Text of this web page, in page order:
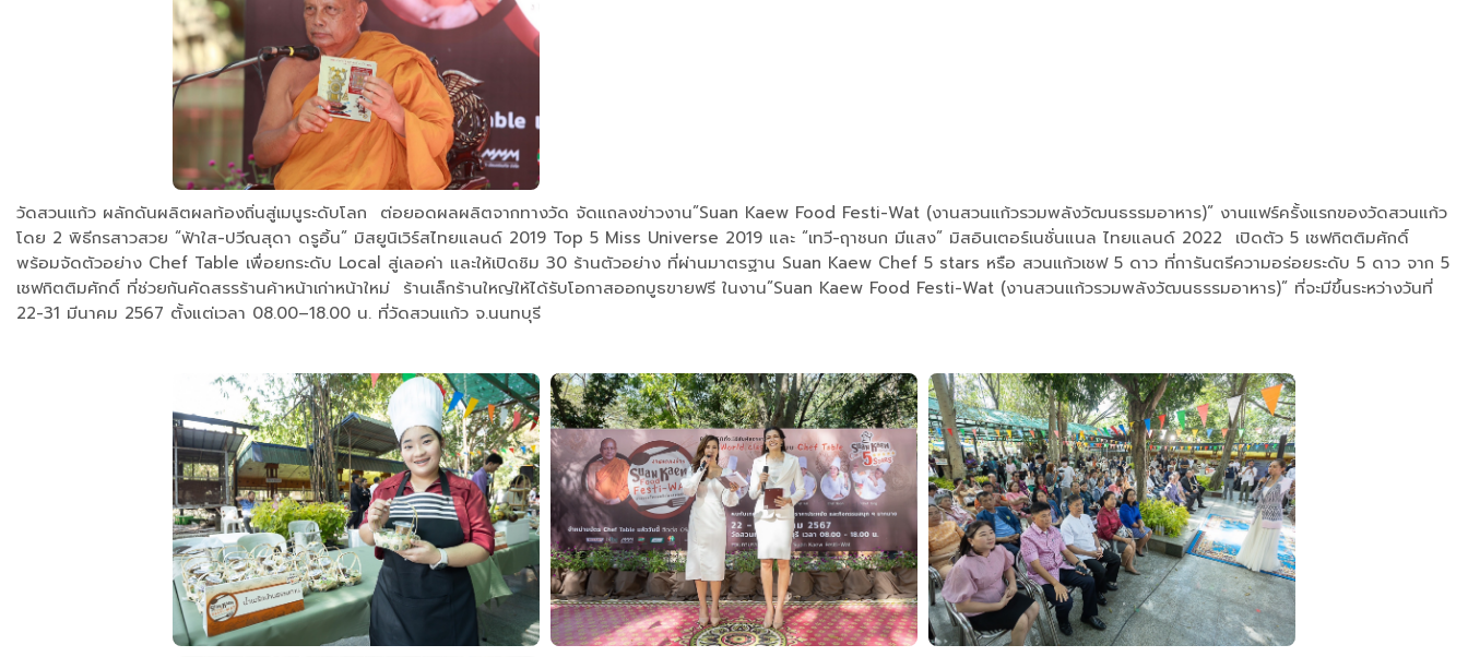
วัดสวนแก้ว ผลักดันผลิตผลท้องถิ่นสู่เมนูระดับโลก ต่อยอดผลผลิตจากทางวัด จัดแถลงข่าวงาน”Suan Kaew Food Festi-Wat (งานสวนแก้วรวมพลังวัฒนธรรมอาหาร)” งานแฟร์ครั้งแรกของวัดสวนแก้ว
โดย 2 พิธีกรสาวสวย “ฟ้าใส-ปวีณสุดา ดรูอิ้น” มิสยูนิเวิร์สไทยแลนด์ 2019 Top 5 Miss Universe 2019 และ “เทวี-ฤาชนก มีแสง” มิสอินเตอร์เนชั่นแนล ไทยแลนด์ 2022 เปิดตัว 5 เชฟกิตติมศักดิ์
พร้อมจัดตัวอย่าง Chef Table เพื่อยกระดับ Local สู่เลอค่า และให้เปิดชิม 30 ร้านตัวอย่าง ที่ผ่านมาตรฐาน Suan Kaew Chef 5 stars หรือ สวนแก้วเชฟ 5 ดาว ที่การันตรีความอร่อยระดับ 5 ดาว จาก 5
เชฟกิตติมศักดิ์ ที่ช่วยกันคัดสรรร้านค้าหน้าเก่าหน้าใหม่ ร้านเล็กร้านใหญ่ให้ได้รับโอกาสออกบูธขายฟรี ในงาน”Suan Kaew Food Festi-Wat (งานสวนแก้วรวมพลังวัฒนธรรมอาหาร)” ที่จะมีขึ้นระหว่างวันที่
22-31 มีนาคม 2567 ตั้งแต่เวลา 08.00–18.00 น. ที่วัดสวนแก้ว จ.นนทบุรี